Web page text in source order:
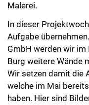
Malerei.
In dieser
Aufgabe
GmbH werden wir
Burg weitere Wände
Wir setzen damit die
welche im Mai
haben. Hier sind